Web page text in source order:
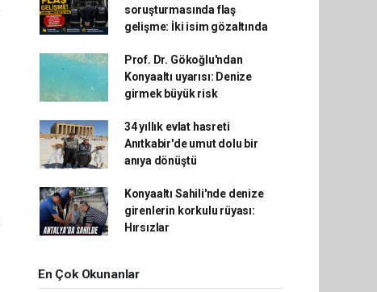
soruşturmasında flaş
gelişme: İki isim gözaltında
Prof. Dr. Gökoğlu'ndan
Konyaaltı uyarısı: Denize
girmek büyük risk
34 yıllık evlat hasreti
Anıtkabir'de umut dolu bir
anıya dönüştü
Konyaaltı Sahili'nde denize
girenlerin korkulu rüyası:
Hırsızlar
En Çok Okunanlar